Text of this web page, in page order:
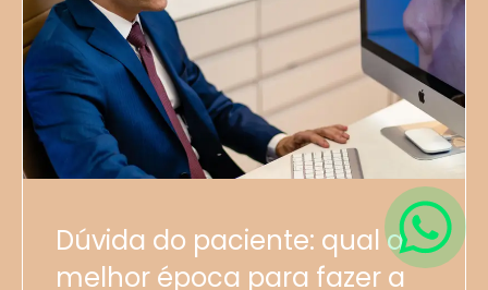
Dúvida do paciente: qual a
melhor época para fazer a